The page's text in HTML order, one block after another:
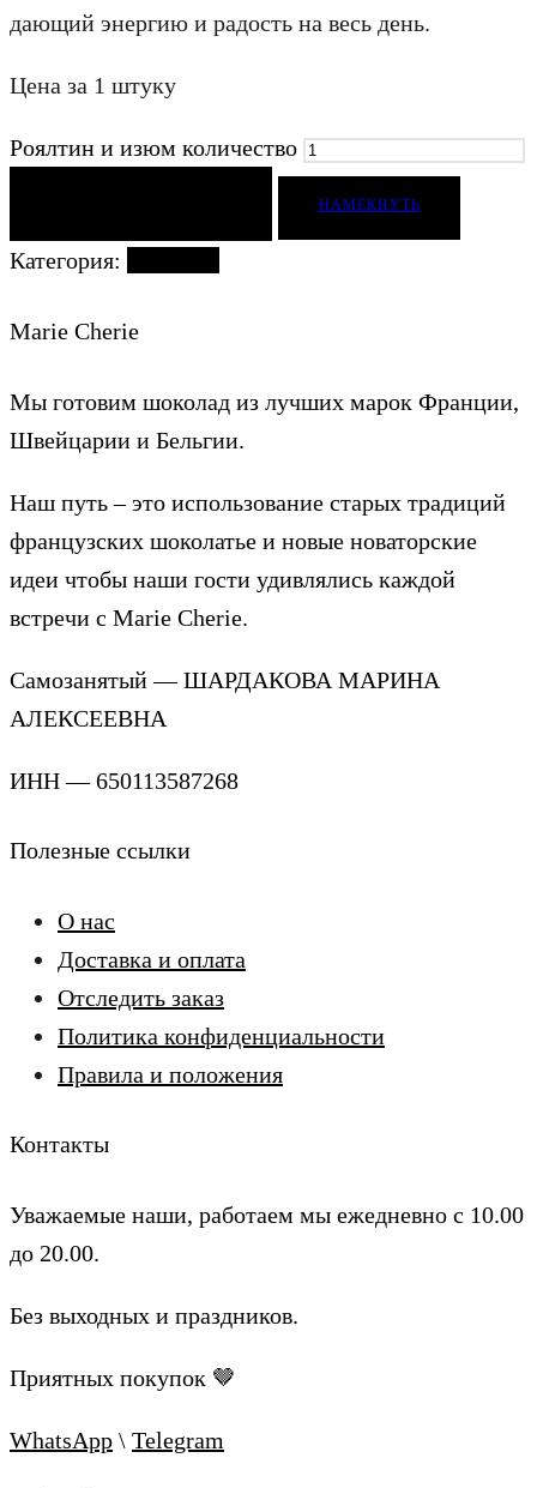
дающий энергию и радость на весь день.
Цена за 1 штуку
Роялтин и изюм количество
НАМЕКНУТЬ
Категория:
Marie Cherie
Мы готовим шоколад из лучших марок Франции,
Швейцарии и Бельгии.
Наш путь – это использование старых традиций
французских шоколатье и новые новаторские
идеи чтобы наши гости удивлялись каждой
встречи с Marie Cherie.
Самозанятый — ШАРДАКОВА МАРИНА
АЛЕКСЕЕВНА
ИНН — 650113587268
Полезные ссылки
О нас
Доставка и оплата
Отследить заказ
Политика конфиденциальности
Правила и положения
Контакты
Уважаемые наши, работаем мы ежедневно с 10.00
до 20.00.
Без выходных и праздников.
Приятных покупок 🤎
WhatsApp \ Telegram